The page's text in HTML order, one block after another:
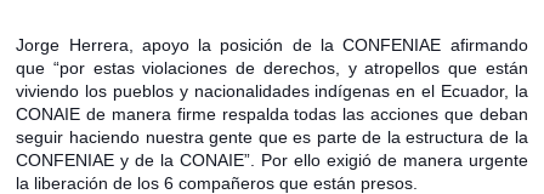
Jorge Herrera, apoyo la posición de la CONFENIAE afirmando
que “por estas violaciones de derechos, y atropellos que están
viviendo los pueblos y nacionalidades indígenas en el Ecuador, la
CONAIE de manera firme respalda todas las acciones que deban
seguir haciendo nuestra gente que es parte de la estructura de la
CONFENIAE y de la CONAIE”. Por ello exigió de manera urgente
la liberación de los 6 compañeros que están presos.